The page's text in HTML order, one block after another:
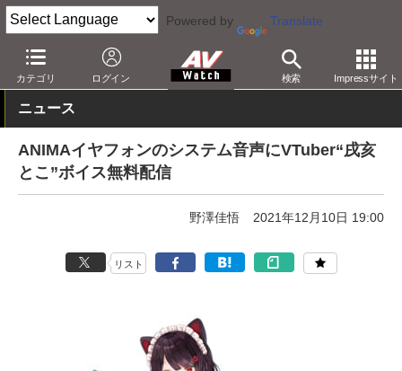
Powered by Translate
カテゴリ ログイン 検索 Impressサイト
AV Watch 製品 ヘッドフォン その他
ニュース
ANIMAイヤフォンのシステム音声にVTuber“戌亥
とこ”ボイス無料配信
野澤佳悟 2021年12月10日 19:00
リスト